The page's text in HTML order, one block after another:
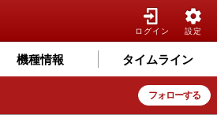
ログイン 設定
機種情報 タイムライン
フォローする